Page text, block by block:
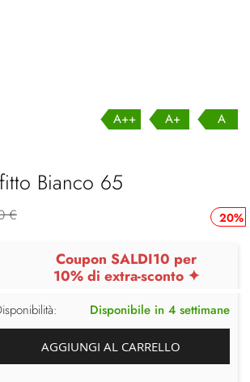
A++ A+ A
Bianco 65
20%
€
Coupon SALDI10 per
10% di extra-sconto ✦
Disponibile in 4 settimane
AGGIUNGI AL CARRELLO